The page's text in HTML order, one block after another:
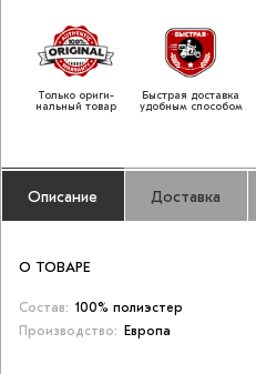
Только ориги­
нальный товар
Быстрая доставка
удобным способом
Описание Доставка
О ТОВАРЕ
Состав: 100% полиэстер
Производство:
Европа